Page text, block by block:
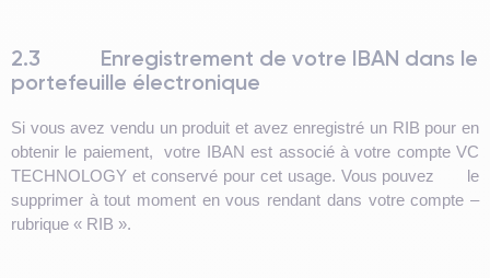
2.3
Enregistrement de votre IBAN dans le
portefeuille électronique
Si vous avez vendu un produit et avez enregistré un RIB pour en
obtenir le paiement, votre IBAN est associé à votre compte VC
TECHNOLOGY et conservé pour cet usage. Vous pouvez le
supprimer à tout moment en vous rendant dans votre compte –
rubrique « RIB ».